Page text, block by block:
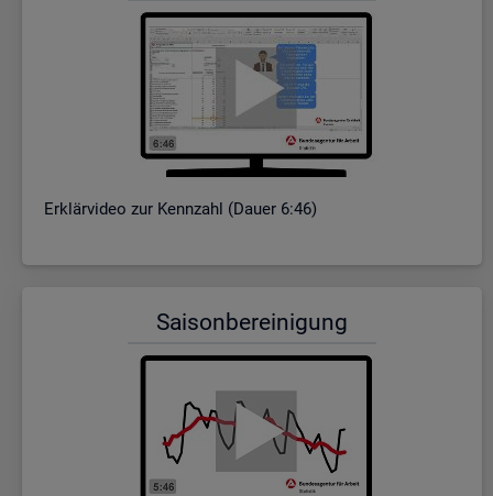
Er­klär­vi­deo zur Kenn­zahl (Dauer 6:46)
Sai­son­be­rei­ni­gung